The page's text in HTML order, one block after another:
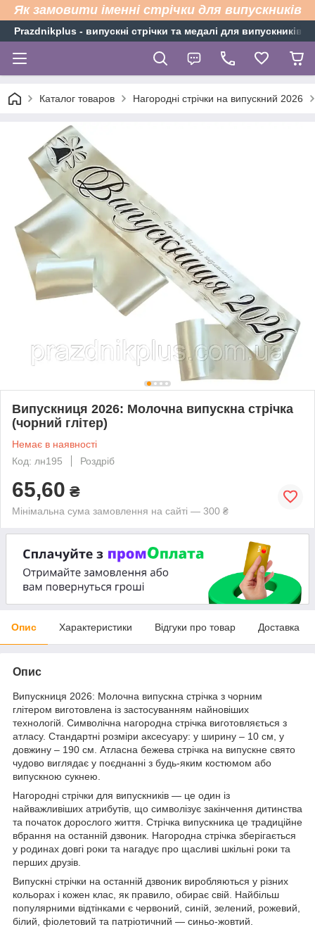
Як замовити іменні стрічки для випускників
Рrazdnikplus - випускні стрічки та медалі для випускників
Каталог товаров Нагородні стрічки на випускний 2026
Випускниця 2026: Молочна випускна стрічка
(чорний глітер)
Немає в наявності
Код: лн195
Роздріб
65,60 ₴
Мінімальна сума замовлення на сайті — 300 ₴
Опис Характеристики Відгуки про товар Доставка
Опис
Випускниця 2026: Молочна випускна стрічка з чорним
глітером виготовлена із застосуванням найновіших
технологій. Символічна нагородна стрічка виготовляється з
атласу. Стандартні розміри аксесуару: у ширину – 10 см, у
довжину – 190 см. Атласна бежева стрічка на випускне свято
чудово виглядає у поєднанні з будь-яким костюмом або
випускною сукнею.
Нагородні стрічки для випускників — це один із
найважливіших атрибутів, що символізує закінчення дитинства
та початок дорослого життя. Стрічка випускника це традиційне
вбрання на останній дзвоник. Нагородна стрічка зберігається
у родинах довгі роки та нагадує про щасливі шкільні роки та
перших друзів.
Випускні стрічки на останній дзвоник виробляються у різних
кольорах і кожен клас, як правило, обирає свій. Найбільш
популярними відтінками є червоний, синій, зелений, рожевий,
білий, фіолетовий та патріотичний — синьо-жовтий.